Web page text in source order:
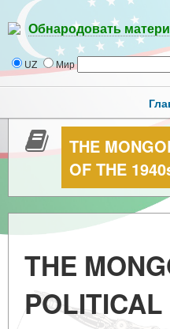
Обнародовать
UZ Мир
THE
OF THE
THE